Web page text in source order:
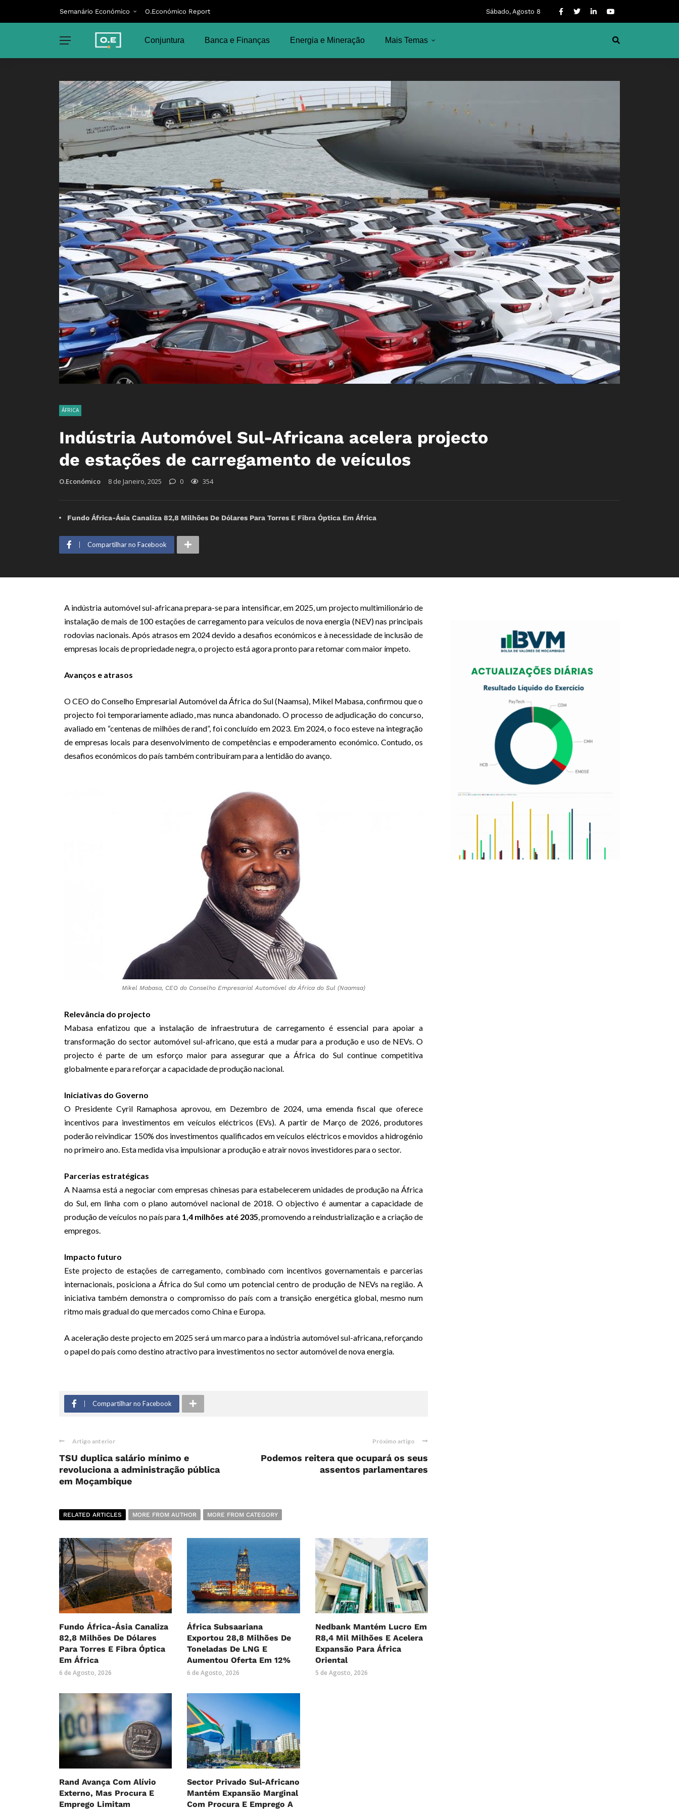
Semanário Económico O.Económico Report Sábado, Agosto 8
Conjuntura Banca e Finanças Energia e Mineração Mais Temas
ÁFRICA
Indústria Automóvel Sul-Africana acelera projecto
de estações de carregamento de veículos
O.Económico 8 de Janeiro, 2025 0 354
Fundo África-Ásia Canaliza 82,8 Milhões De Dólares Para Torres E Fibra Óptica Em África
Compartilhar no Facebook
A indústria automóvel sul-africana prepara-se para intensificar, em 2025, um projecto multimilionário de
instalação de mais de 100 estações de carregamento para veículos de nova energia (NEV) nas principais
rodovias nacionais. Após atrasos em 2024 devido a desafios económicos e à necessidade de inclusão de
empresas locais de propriedade negra, o projecto está agora pronto para retomar com maior ímpeto.
Avanços e atrasos
O CEO do Conselho Empresarial Automóvel da África do Sul (Naamsa), Mikel Mabasa, confirmou que o
projecto foi temporariamente adiado, mas nunca abandonado. O processo de adjudicação do concurso,
avaliado em “centenas de milhões de rand”, foi concluído em 2023. Em 2024, o foco esteve na integração
de empresas locais para desenvolvimento de competências e empoderamento económico. Contudo, os
desafios económicos do país também contribuíram para a lentidão do avanço.
Mikel Mabasa, CEO do Conselho Empresarial Automóvel da África do Sul (Naamsa)
Relevância do projecto
Mabasa enfatizou que a instalação de infraestrutura de carregamento é essencial para apoiar a
transformação do sector automóvel sul-africano, que está a mudar para a produção e uso de NEVs. O
projecto é parte de um esforço maior para assegurar que a África do Sul continue competitiva
globalmente e para reforçar a capacidade de produção nacional.
Iniciativas do Governo
O Presidente Cyril Ramaphosa aprovou, em Dezembro de 2024, uma emenda fiscal que oferece
incentivos para investimentos em veículos eléctricos (EVs). A partir de Março de 2026, produtores
poderão reivindicar 150% dos investimentos qualificados em veículos eléctricos e movidos a hidrogénio
no primeiro ano. Esta medida visa impulsionar a produção e atrair novos investidores para o sector.
Parcerias estratégicas
A Naamsa está a negociar com empresas chinesas para estabelecerem unidades de produção na África
do Sul, em linha com o plano automóvel nacional de 2018. O objectivo é aumentar a capacidade de
produção de veículos no país para 1,4 milhões até 2035 , promovendo a reindustrialização e a criação de
empregos.
Impacto futuro
Este projecto de estações de carregamento, combinado com incentivos governamentais e parcerias
internacionais, posiciona a África do Sul como um potencial centro de produção de NEVs na região. A
iniciativa também demonstra o compromisso do país com a transição energética global, mesmo num
ritmo mais gradual do que mercados como China e Europa.
A aceleração deste projecto em 2025 será um marco para a indústria automóvel sul-africana, reforçando
o papel do país como destino atractivo para investimentos no sector automóvel de nova energia.
Compartilhar no Facebook
Artigo anterior
TSU duplica salário mínimo e
revoluciona a administração pública
em Moçambique
Próximo artigo
Podemos reitera que ocupará os seus
assentos parlamentares
RELATED ARTICLES MORE FROM AUTHOR MORE FROM CATEGORY
Fundo África-Ásia Canaliza
82,8 Milhões De Dólares
Para Torres E Fibra Óptica
Em África
6 de Agosto, 2026
África Subsaariana
Exportou 28,8 Milhões De
Toneladas De LNG E
Aumentou Oferta Em 12%
6 de Agosto, 2026
Nedbank Mantém Lucro Em
R8,4 Mil Milhões E Acelera
Expansão Para África
Oriental
5 de Agosto, 2026
Rand Avança Com Alívio
Externo, Mas Procura E
Emprego Limitam
Sector Privado Sul-Africano
Mantém Expansão Marginal
Com Procura E Emprego A